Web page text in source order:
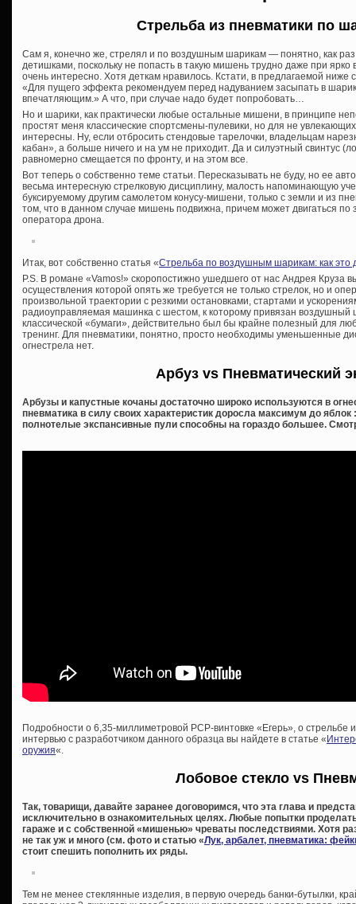
Стрельба из пневматики по
Сам я, конечно же, стрелял и по воздушным шарикам — понятно, как
детишками, поскольку не попасть в такую мишень трудно даже при
очень интересно. Хотя деткам нравилось. Кстати, в предлагаемой
«Для пущего эффекта рекомендуем перед надуванием засыпать в
впечатляющим.» А что, при случае надо будет попробовать…
Но и шарики, как практически любые остальные мишени, в принципе
простят меня классические спортсмены-пулевики, но для не
интересны. Ну, если отбросить стендовые тарелочки, владельцам
кабан», а больше ничего и на ум не приходит. Да и силуэтный свинтус
равномерно смещается по фронту, и на этом все.
Вот теперь о собственно теме статьи. Пересказывать не буду, но ее
весьма интересную стрелковую дисциплину, малость напоминающую
буксируемому другим самолетом конусу-мишени, только с земли и из
том, что в данном случае мишень подвижна, причем может двигаться по
оператора дрона.
Итак, вот собственно статья «Стрельба по воздушным шарикам: как это
P.S. В романе «Vamos!» скоропостижно ушедшего от нас Андрея Круза
осуществления которой опять же требуется не только стрелок, но и
произвольной траектории с резкими остановками, стартами и
радиоуправляемая машинка с шестом, к которому привязан воздушный
классической «бумаги», действительно был бы крайне полезный для
тренинг. Для пневматики, понятно, просто необходимы уменьшенные
огнестрела нет.
Арбуз vs Пневматический
Арбузы и капустные кочаны достаточно широко используются в
пневматика в силу своих характеристик доросла максимум до
полнотелые экспансивные пули способны на гораздо большее.
Подробности о 6,35-миллиметровой PCP-винтовке «Егерь», о стрельбе
интервью с разработчиком данного образца вы найдете в статье «
оружия«.
Лобовое стекло vs
Так, товарищи, давайте заранее договоримся, что эта глава и
исключительно в ознакомительных целях. Любые попытки
гараже и с собственной «мишенью» чреваты последствиями. Хотя
не так уж и много (см. фото и статью «Лук, арбалет, пневматика:
стоит спешить пополнить их ряды.
Тем не менее стеклянные изделия, в первую очередь банки-бутылки,